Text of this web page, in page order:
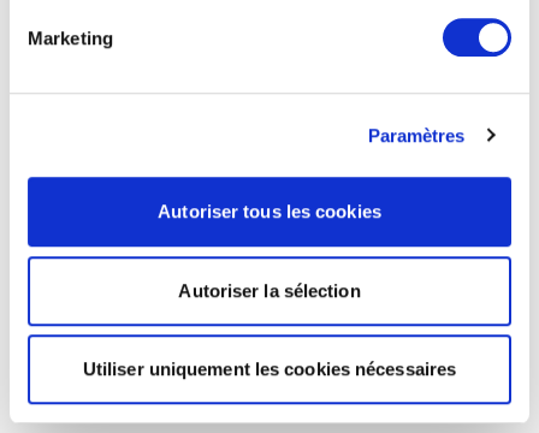
Marketing
Paramètres
Autoriser tous les cookies
Autoriser la sélection
Utiliser uniquement les cookies nécessaires